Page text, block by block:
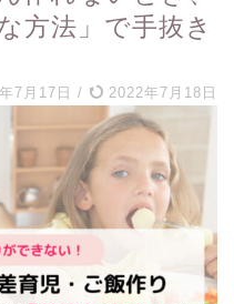
方法」で手抜き
7月17日 / 2022年7月18日